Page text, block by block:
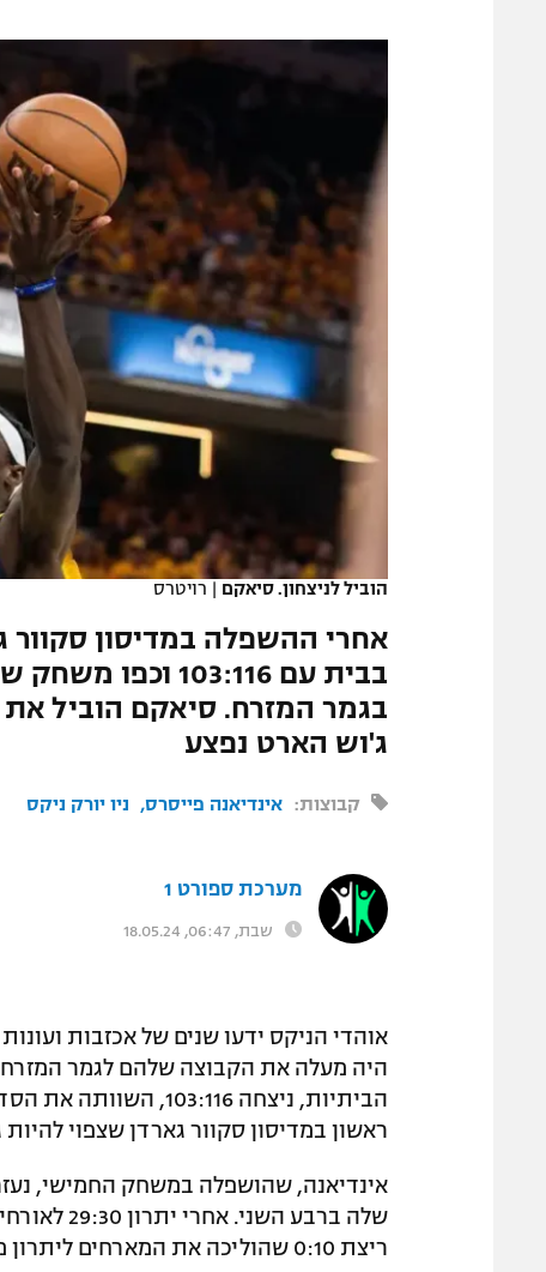
תקנון עבור פעילות ספורט 1 – "מרלן"
גיימינג E-Sports
תנאי שימוש
מדיניות פרטיות
תקנון פעילות ספורט 1
רשיון להקרנה פומבית לבית עסק
הצטרפות לחבילת הערוצים
הפועל
הפועל
מכבי
בני
הוביל לניצחון. סיאקם | רויטרס
בבית עם 103:116
ג'וש הארט נפצע
קבוצות: אינדיאנה פייסרס ניו יורק ניקס
מערכת ספורט 1
שבת, 06:47, 18.05.24
אוהדי הניקס ידעו שנים של אכזבות
היה מעלה את הקבוצה שלהם לגמר
ראשון במדיסון סקוור גארדן שצפוי
אינדיאנה, שהושפלה במשחק החמישי,
שלה ברבע
ריצת 0:10 שהוליכה את המארחים ליתרון מבטיח של 48:61.